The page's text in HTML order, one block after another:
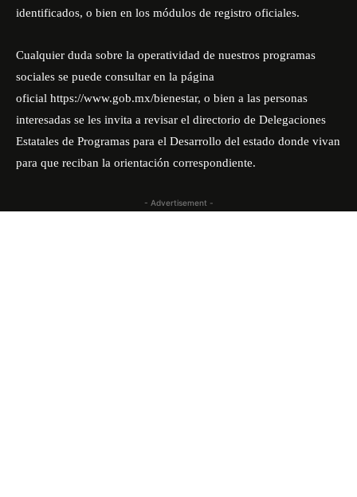
identificados, o bien en los módulos de registro oficiales.
Cualquier duda sobre la operatividad de nuestros programas
sociales se puede consultar en la página
oficial https://www.gob.mx/bienestar, o bien a las personas
interesadas se les invita a revisar el directorio de Delegaciones
Estatales de Programas para el Desarrollo del estado donde vivan
para que reciban la orientación correspondiente.
- Advertisement -